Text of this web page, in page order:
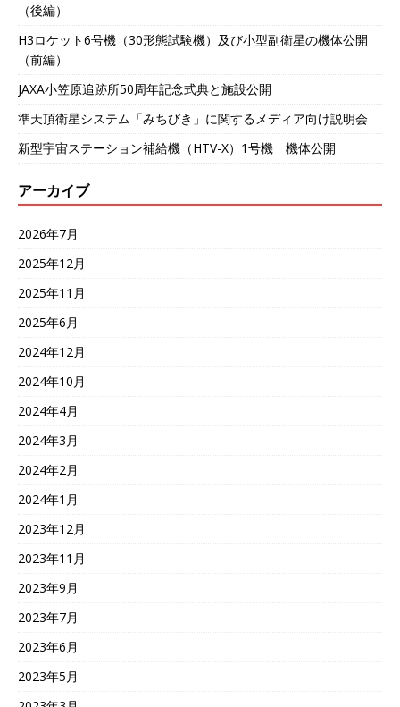
（後編）
H3ロケット6号機（30形態試験機）及び小型副衛星の機体公開
（前編）
JAXA小笠原追跡所50周年記念式典と施設公開
準天頂衛星システム「みちびき」に関するメディア向け説明会
新型宇宙ステーション補給機（HTV-X）1号機 機体公開
アーカイブ
2026年7月
2025年12月
2025年11月
2025年6月
2024年12月
2024年10月
2024年4月
2024年3月
2024年2月
2024年1月
2023年12月
2023年11月
2023年9月
2023年7月
2023年6月
2023年5月